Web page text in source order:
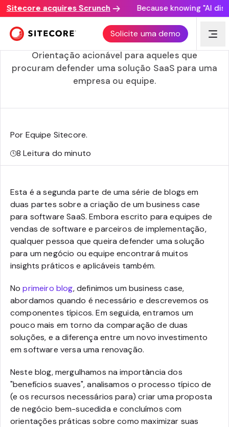
acquires Scrunch Because knowing "AI
Solicite uma demo
Guia prático para criar um business case de
investimento em software SaaS — Parte 2
Orientação acionável para aqueles que
procuram defender uma solução SaaS para uma
empresa ou equipe.
Por Equipe Sitecore.
8Leitura do minuto
Esta é a segunda parte de uma série de blogs em
duas partes sobre a criação de um business case
para software SaaS. Embora escrito para equipes de
vendas de software e parceiros de implementação,
qualquer pessoa que queira defender uma solução
para um negócio ou equipe encontrará muitos
insights práticos e aplicáveis também.
Noprimeiro blog, definimos um business case,
abordamos quando é necessário e descrevemos os
componentes típicos. Em seguida, entramos um
pouco mais em torno da comparação de duas
soluções, e a diferença entre um novo investimento
em software versa uma renovação.
Neste blog, mergulhamos na importância dos
"benefícios suaves", analisamos o processo típico de
(e os recursos necessários para) criar uma proposta
de negócio bem-sucedida e concluímos com
orientações práticas sobre como maximizar suas